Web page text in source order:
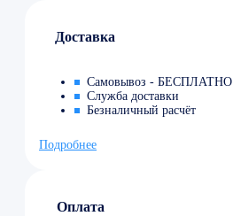
Доставка
Самовывоз - БЕСПЛАТНО
Служба доставки
Безналичный расчёт
Подробнее
Оплата